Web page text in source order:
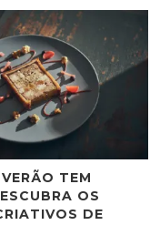
TEM
OS
DE